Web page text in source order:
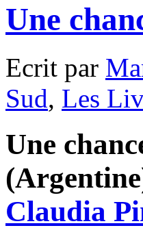
Une
Ecrit par
Sud, Les
Une
Claudia